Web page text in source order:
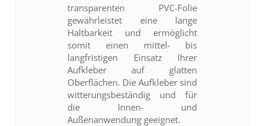
transparenten PVC-Folie
gewährleistet eine lange
Haltbarkeit und ermöglicht
somit einen mittel- bis
langfristigen Einsatz Ihrer
Aufkleber auf glatten
Oberflächen. Die Aufkleber sind
witterungsbeständig und für
die Innen- und
Außenanwendung geeignet.